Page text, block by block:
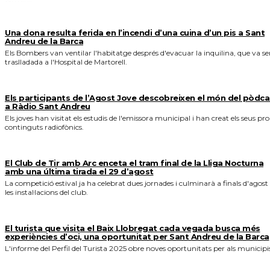
Una dona resulta ferida en l’incendi d’una cuina d’un pis a Sant
Andreu de la Barca
Els Bombers van ventilar l'habitatge després d'evacuar la inquilina, que va
traslladada a l'Hospital de Martorell.
Els participants de l’Agost Jove descobreixen el món del
a Ràdio Sant Andreu
Els joves han visitat els estudis de l'emissora municipal i han creat els seus
continguts radiofònics.
El Club de Tir amb Arc enceta el tram final de la Lliga Nocturna
amb una última tirada el 29 d’agost
La competició estival ja ha celebrat dues jornades i culminarà a finals d'agost
les instal·lacions del club.
El turista que visita el Baix Llobregat cada vegada busca més
experiències d’oci, una oportunitat per Sant Andreu de la Barca
L'informe del Perfil del Turista 2025 obre noves oportunitats per als